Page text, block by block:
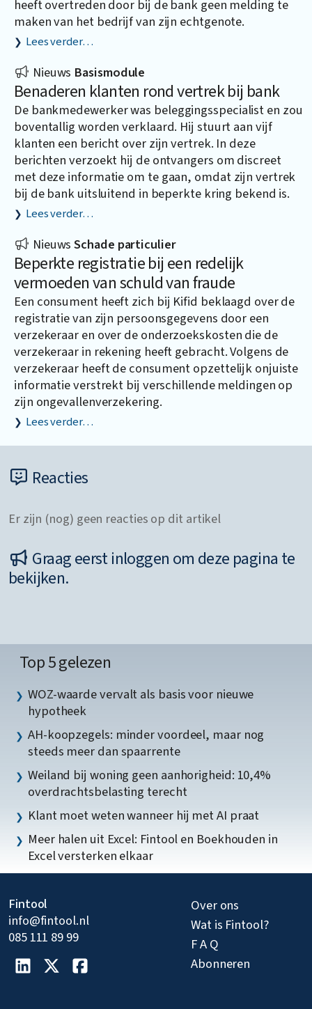
heeft overtreden door bij de bank geen melding te
maken van het bedrijf van zijn echtgenote.
Lees verder…
Nieuws Basismodule
Benaderen klanten rond vertrek bij bank
De bankmedewerker was beleggingsspecialist en zou
boventallig worden verklaard. Hij stuurt aan vijf
klanten een bericht over zijn vertrek. In deze
berichten verzoekt hij de ontvangers om discreet
met deze informatie om te gaan, omdat zijn vertrek
bij de bank uitsluitend in beperkte kring bekend is.
Lees verder…
NieuwsSchade particulier
Beperkte registratie bij een redelijk
vermoeden van schuld van fraude
Een consument heeft zich bij Kifid beklaagd over de
registratie van zijn persoonsgegevens door een
verzekeraar en over de onderzoekskosten die de
verzekeraar in rekening heeft gebracht. Volgens de
verzekeraar heeft de consument opzettelijk onjuiste
informatie verstrekt bij verschillende meldingen op
zijn ongevallenverzekering.
Lees verder…
Reacties
Er zijn (nog) geen reacties op dit artikel
Graag eerst inloggen om deze pagina te
bekijken.
Top 5 gelezen
WOZ-waarde vervalt als basis voor nieuwe
hypotheek
AH-koopzegels: minder voordeel, maar nog
steeds meer dan spaarrente
Weiland bij woning geen aanhorigheid: 10,4%
overdrachtsbelasting terecht
Klant moet weten wanneer hij met AI praat
Meer halen uit Excel: Fintool en Boekhouden in
Excel versterken elkaar
Fintool
info@fintool.nl
085 111 89 99
Over ons
Wat is Fintool?
F A Q
Abonneren